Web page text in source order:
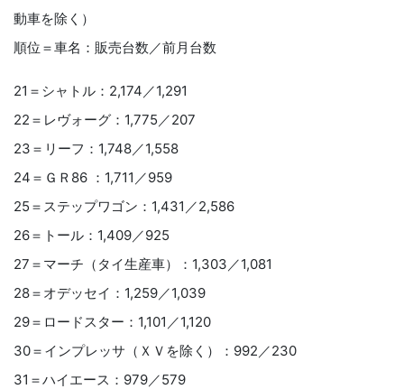
動車を除く）
順位＝車名：販売台数／前月台数
21＝シャトル：2,174／1,291
22＝レヴォーグ：1,775／207
23＝リーフ：1,748／1,558
24＝ＧＲ86 ：1,711／959
25＝ステップワゴン：1,431／2,586
26＝トール：1,409／925
27＝マーチ（タイ生産車）：1,303／1,081
28＝オデッセイ：1,259／1,039
29＝ロードスター：1,101／1,120
30＝インプレッサ（ＸＶを除く）：992／230
31＝ハイエース：979／579